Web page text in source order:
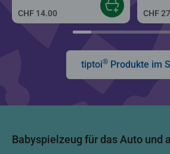
CHF 14.00 CHF
tiptoi®Produkte im
Babyspielzeug für das Auto und